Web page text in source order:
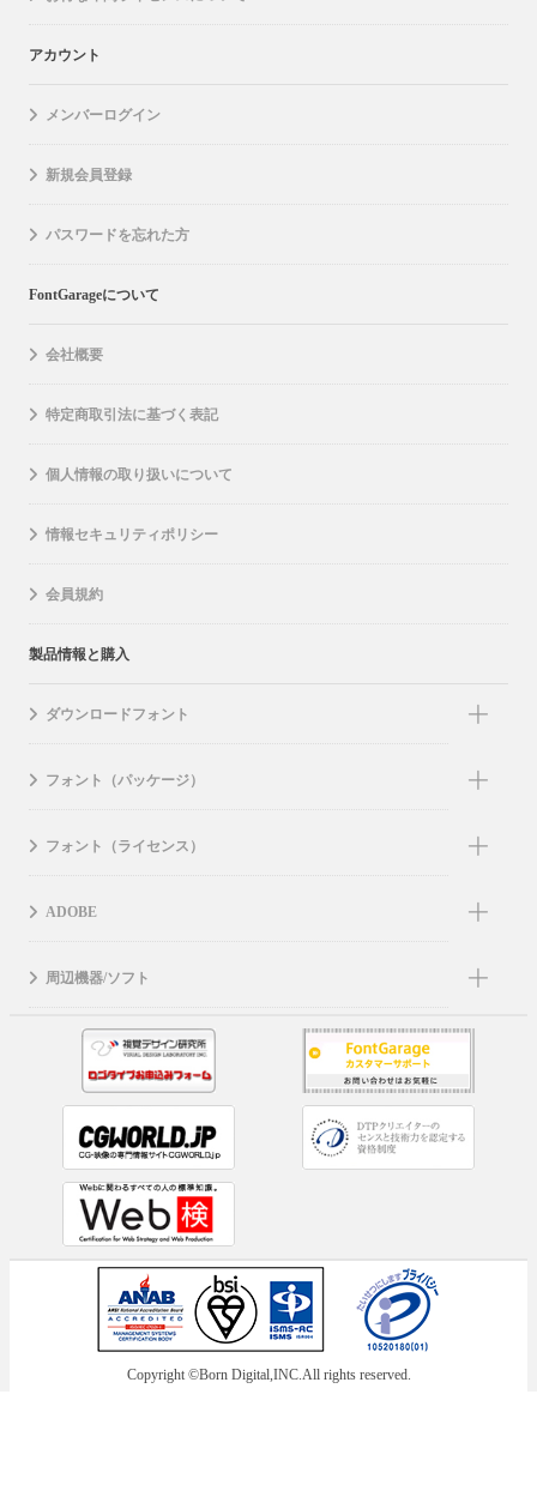
アカウント
メンバーログイン
新規会員登録
パスワードを忘れた方
FontGarageについて
会社概要
特定商取引法に基づく表記
個人情報の取り扱いについて
情報セキュリティポリシー
会員規約
製品情報と購入
ダウンロードフォント
フォント（パッケージ）
フォント（ライセンス）
ADOBE
周辺機器/ソフト
Copyright ©Born Digital,INC.All rights reserved.